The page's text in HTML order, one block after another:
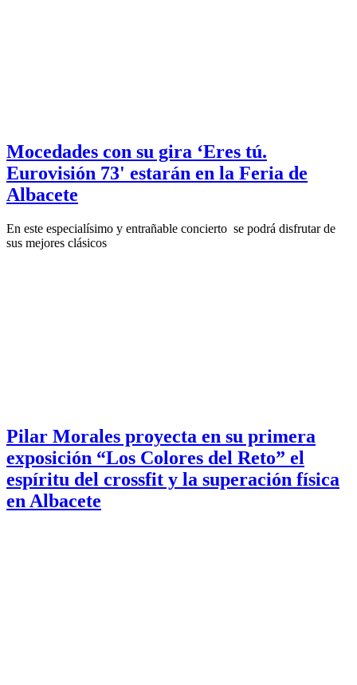
Mocedades con su gira ‘Eres tú.
Eurovisión 73' estarán en la Feria de
Albacete
En este especialísimo y entrañable concierto se podrá disfrutar de
sus mejores clásicos
Pilar Morales proyecta en su primera
exposición “Los Colores del Reto” el
espíritu del crossfit y la superación física
en Albacete